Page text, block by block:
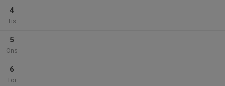
4
Tis
5
Ons
6
Tor